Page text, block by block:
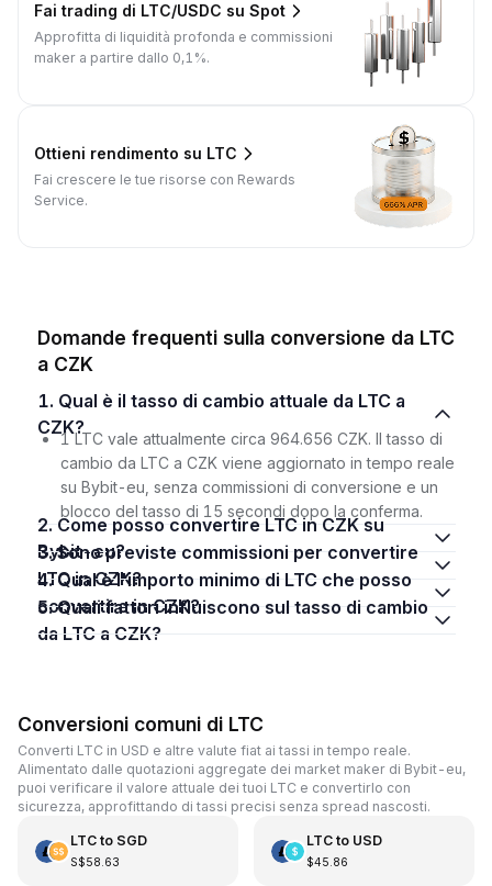
Fai trading di LTC/USDC su Spot
Approfitta di liquidità profonda e commissioni
maker a partire dallo 0,1%.
Ottieni rendimento su LTC
Fai crescere le tue risorse con Rewards
Service.
Domande frequenti sulla conversione da LTC
a CZK
1. Qual è il tasso di cambio attuale da LTC a
CZK?
1 LTC vale attualmente circa 964.656 CZK. Il tasso di
cambio da LTC a CZK viene aggiornato in tempo reale
su Bybit-eu, senza commissioni di conversione e un
blocco del tasso di 15 secondi dopo la conferma.
2. Come posso convertire LTC in CZK su
Bybit-eu?
3. Sono previste commissioni per convertire
LTC in CZK?
4. Qual è l'importo minimo di LTC che posso
convertire in CZK?
5. Quali fattori influiscono sul tasso di cambio
da LTC a CZK?
Conversioni comuni di LTC
Converti LTC in USD e altre valute fiat ai tassi in tempo reale.
Alimentato dalle quotazioni aggregate dei market maker di Bybit-eu,
puoi verificare il valore attuale dei tuoi LTC e convertirlo con
sicurezza, approfittando di tassi precisi senza spread nascosti.
LTCto SGD
S$58.63
LTCto USD
$45.86